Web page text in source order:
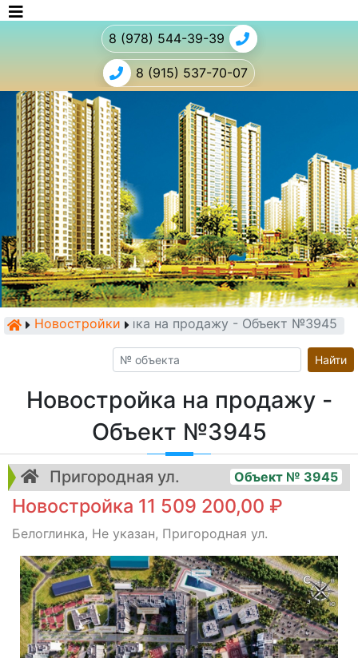
8 (978) 544-39-39
8 (915) 537-70-07
Новостройки
Новостройка на продажу - Объект №3945
Найти
Новостройка на продажу -
Объект №3945
Пригородная ул. Объект № 3945
Новостройка 11 509 200,00 ₽
Белоглинка, Не указан, Пригородная ул.